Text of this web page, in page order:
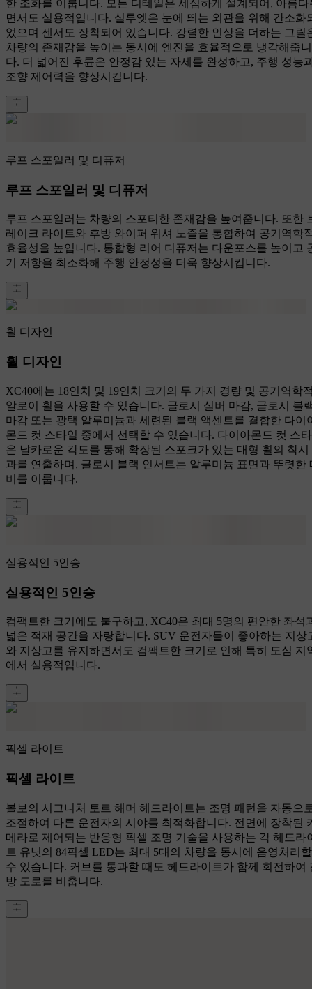
한 조화를 이룹니다. 모든 디테일은 세심하게 설계되어, 아름다
면서도 실용적입니다. 실루엣은 눈에 띄는 외관을 위해 간소화
었으며 센서도 장착되어 있습니다. 강렬한 인상을 더하는 그릴
차량의 존재감을 높이는 동시에 엔진을 효율적으로 냉각해줍니
다. 더 넓어진 후륜은 안정감 있는 자세를 완성하고, 주행 성능
조향 제어력을 향상시킵니다.
루프 스포일러 및 디퓨저
루프 스포일러 및 디퓨저
루프 스포일러는 차량의 스포티한 존재감을 높여줍니다. 또한
레이크 라이트와 후방 와이퍼 워셔 노즐을 통합하여 공기역학
효율성을 높입니다. 통합형 리어 디퓨저는 다운포스를 높이고
기 저항을 최소화해 주행 안정성을 더욱 향상시킵니다.
휠 디자인
휠 디자인
XC40에는 18인치 및 19인치 크기의 두 가지 경량 및 공기역학
알로이 휠을 사용할 수 있습니다. 글로시 실버 마감, 글로시 블
마감 또는 광택 알루미늄과 세련된 블랙 액센트를 결합한 다이
몬드 컷 스타일 중에서 선택할 수 있습니다. 다이아몬드 컷 스
은 날카로운 각도를 통해 확장된 스포크가 있는 대형 휠의 착시
과를 연출하며, 글로시 블랙 인서트는 알루미늄 표면과 뚜렷한
비를 이룹니다.
실용적인 5인승
실용적인 5인승
컴팩트한 크기에도 불구하고, XC40은 최대 5명의 편안한 좌석
넓은 적재 공간을 자랑합니다. SUV 운전자들이 좋아하는 지상
와 지상고를 유지하면서도 컴팩트한 크기로 인해 특히 도심 지
에서 실용적입니다.
픽셀 라이트
픽셀 라이트
볼보의 시그니처 토르 해머 헤드라이트는 조명 패턴을 자동으
조절하여 다른 운전자의 시야를 최적화합니다. 전면에 장착된
메라로 제어되는 반응형 픽셀 조명 기술을 사용하는 각 헤드라
트 유닛의 84픽셀 LED는 최대 5대의 차량을 동시에 음영처리할
수 있습니다. 커브를 통과할 때도 헤드라이트가 함께 회전하여
방 도로를 비춥니다.